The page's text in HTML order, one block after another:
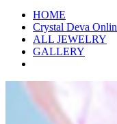
HOME
Crystal Deva
ALL JEWELRY
GALLERY